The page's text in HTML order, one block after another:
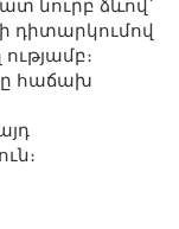
նուրբ ձևով՝
դիտարկումով
հաճախ